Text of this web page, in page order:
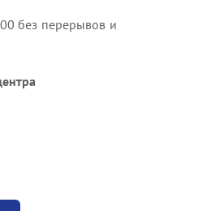
без перерывов и